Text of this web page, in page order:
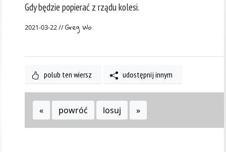
Gdy będzie popierać z rządu kolesi.
2021-03-22 //Greg Wo
polub ten wiersz udostępnij innym
« powróć losuj »